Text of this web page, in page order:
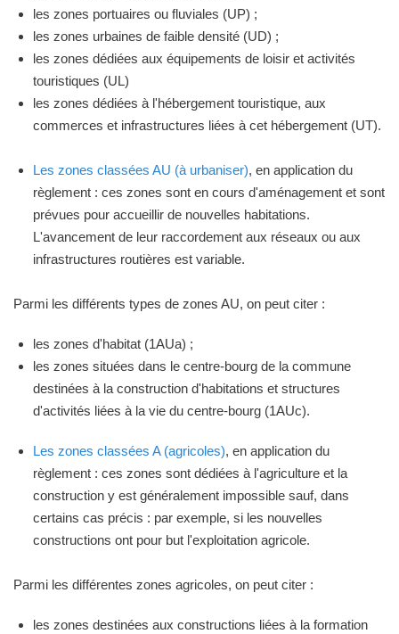
les zones portuaires ou fluviales (UP) ;
les zones urbaines de faible densité (UD) ;
les zones dédiées aux équipements de loisir et activités
touristiques (UL)
les zones dédiées à l'hébergement touristique, aux
commerces et infrastructures liées à cet hébergement (UT).
Les zones classées AU (à urbaniser), en application du
règlement : ces zones sont en cours d'aménagement et sont
prévues pour accueillir de nouvelles habitations.
L'avancement de leur raccordement aux réseaux ou aux
infrastructures routières est variable.
Parmi les différents types de zones AU, on peut citer :
les zones d'habitat (1AUa) ;
les zones situées dans le centre-bourg de la commune
destinées à la construction d'habitations et structures
d'activités liées à la vie du centre-bourg (1AUc).
Les zones classées A (agricoles), en application du
règlement : ces zones sont dédiées à l'agriculture et la
construction y est généralement impossible sauf, dans
certains cas précis : par exemple, si les nouvelles
constructions ont pour but l'exploitation agricole.
Parmi les différentes zones agricoles, on peut citer :
les zones destinées aux constructions liées à la formation